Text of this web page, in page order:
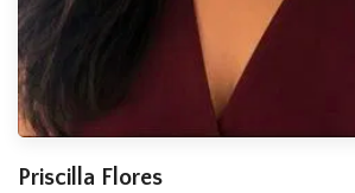
Priscilla Flores